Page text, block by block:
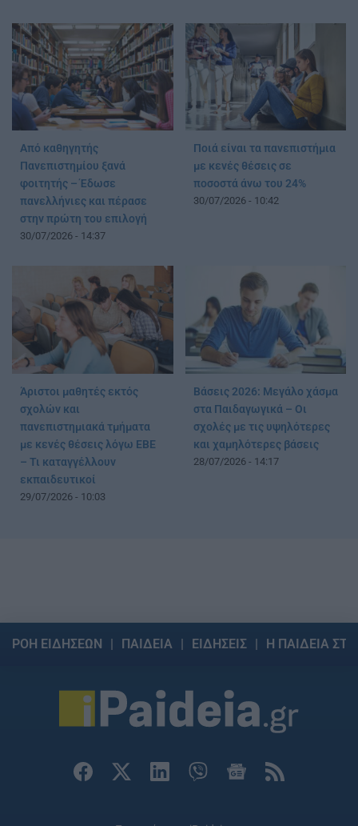
Από καθηγητής
Πανεπιστημίου ξανά
φοιτητής – Έδωσε
πανελλήνιες και πέρασε
στην πρώτη του επιλογή
30/07/2026 - 14:37
Ποιά είναι τα πανεπιστήμια
με κενές θέσεις σε
ποσοστά άνω του 24%
30/07/2026 - 10:42
Άριστοι μαθητές εκτός
σχολών και
πανεπιστημιακά τμήματα
με κενές θέσεις λόγω ΕΒΕ
– Τι καταγγέλλουν
εκπαιδευτικοί
29/07/2026 - 10:03
Βάσεις 2026: Μεγάλο χάσμα
στα Παιδαγωγικά – Οι
σχολές με τις υψηλότερες
και χαμηλότερες βάσεις
28/07/2026 - 14:17
ΡΟΗ ΕΙΔΗΣΕΩΝ ΠΑΙΔΕΙΑ ΕΙΔΗΣΕΙΣ Η ΠΑΙΔΕΙΑ